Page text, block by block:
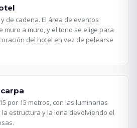
de cadena. El área de eventos
muro a muro, y el tono se elige para
del hotel en vez de pelearse
por 15 metros, con las luminarias
estructura y la lona devolviendo el